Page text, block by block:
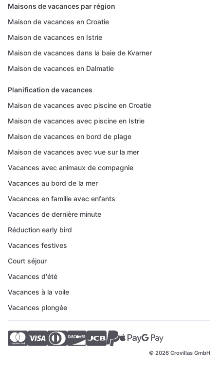
Maisons de vacances par région
Maison de vacances en Croatie
Maison de vacances en Istrie
Maison de vacances dans la baie de Kvarner
Maison de vacances en Dalmatie
Planification de vacances
Maison de vacances avec piscine en Croatie
Maison de vacances avec piscine en Istrie
Maison de vacances en bord de plage
Maison de vacances avec vue sur la mer
Vacances avec animaux de compagnie
Vacances au bord de la mer
Vacances en famille avec enfants
Vacances de dernière minute
Réduction early bird
Vacances festives
Court séjour
Vacances d'été
Vacances à la voile
Vacances plongée
© 2026 Crovillas GmbH